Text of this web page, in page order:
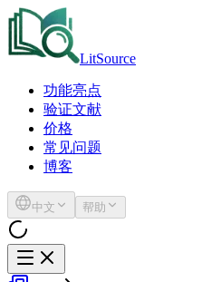
LitSource
功能亮点
验证文献
价格
常见问题
博客
中文 帮助